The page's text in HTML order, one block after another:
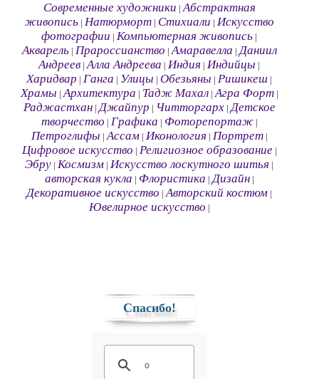
Современные художники |Абстрактная
живопись| Натюрморт| Стихиали Искусство
фотографии |Компьютерная живопись
Акварель| Прароссианство |Амаравелла |Даниил
Андреев |Алла Андреева |Индия |Индийцы
Харидвар |Ганга Улицы |Обезьяны |Ришикеш
Храмы |Архитектура Тадж Махал|Агра Форт|
Раджастхан|Джайпур Читторгарх|Детское
творчество Графика Фоторепортаж|
Петроглифы |Ассам| Иконология Портрет|
Цифровое искусство Религиозное образование|
Эбру |Космизм |Искусство лоскутного шитья
авторская кукла Флористика |Дизайн|
Декоративное искусство |Авторский костюм
Ювелирное искусство
Спасибо!